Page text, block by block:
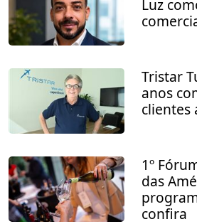
Luz
Tristar
anos
clientes
1º
das
confira